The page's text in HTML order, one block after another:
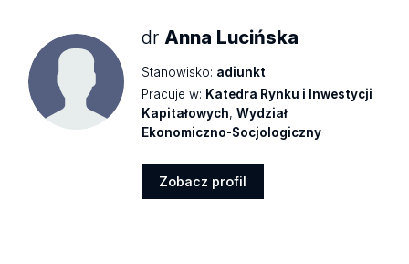
dr Anna Lucińska
Stanowisko: adiunkt
Pracuje w: Katedra Rynku i Inwestycji
Kapitałowych,Wydział
Ekonomiczno-Socjologiczny
Zobacz profil